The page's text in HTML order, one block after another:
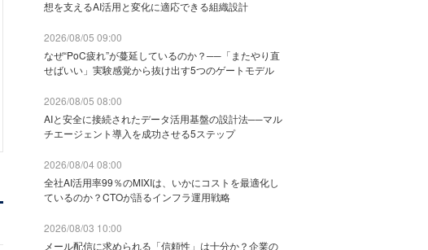
想を支えるAI活用と変化に適応できる組織設計
2026/08/05 09:00
なぜ“PoC疲れ”が蔓延しているのか？──「またやり直
せばいい」実験感覚から抜け出す5つのゲートモデル
2026/08/05 08:00
AIと安全に接続されたデータ活用基盤の設計法──マル
チエージェント導入を成功させる5ステップ
2026/08/04 08:00
全社AI活用率99％のMIXIは、いかにコストを最適化し
ているのか？CTOが語るインフラ運用戦略
2026/08/03 10:00
メール配信に求められる「信頼性」は十分か？企業の